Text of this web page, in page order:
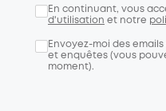
En continuant, vous
d'utilisation et notre
Envoyez-moi des
et enquêtes (vous
moment).